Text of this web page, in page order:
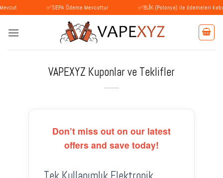
İçeriğe
atla
✅SEPA Ödeme Mevcuttur ✅BLİK (Polonya) ile ödemeleri kabul
VAPEXYZ Kuponlar ve Teklifler
Don’t miss out on our latest
offers and save today!